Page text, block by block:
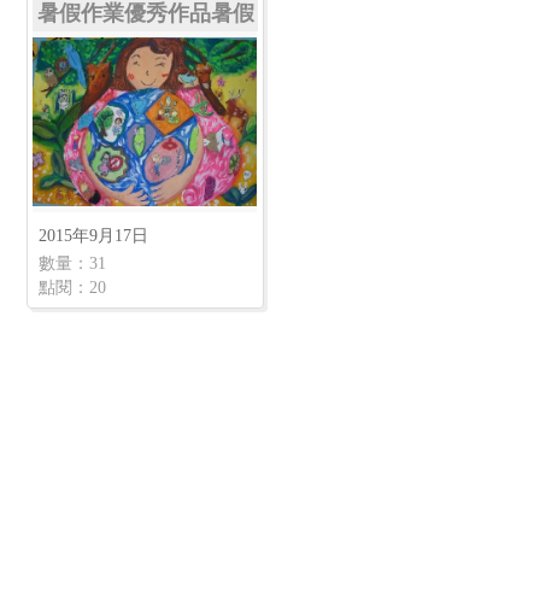
暑假作業優秀作品暑假
作業優秀作品
2015年9月17日
數量：31
點閱：20